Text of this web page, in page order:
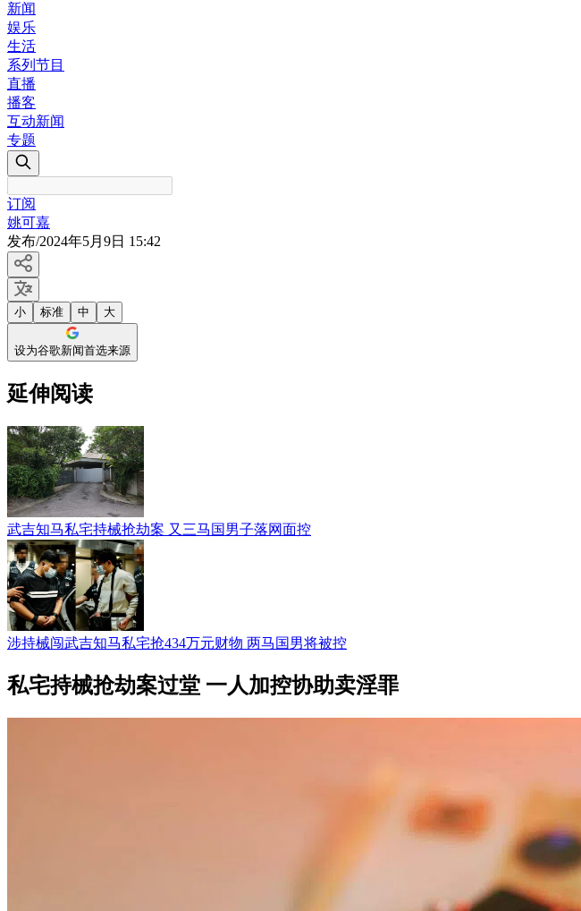
新闻
娱乐
生活
系列节目
直播
播客
互动新闻
专题
订阅
姚可嘉
发布/2024年5月9日 15:42
小 标准 中 大
设为谷歌新闻首选来源
延伸阅读
武吉知马私宅持械抢劫案 又三马国男子落网面控
涉持械闯武吉知马私宅抢434万元财物 两马国男将被控
私宅持械抢劫案过堂 一人加控协助卖淫罪